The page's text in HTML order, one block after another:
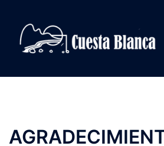
contenido